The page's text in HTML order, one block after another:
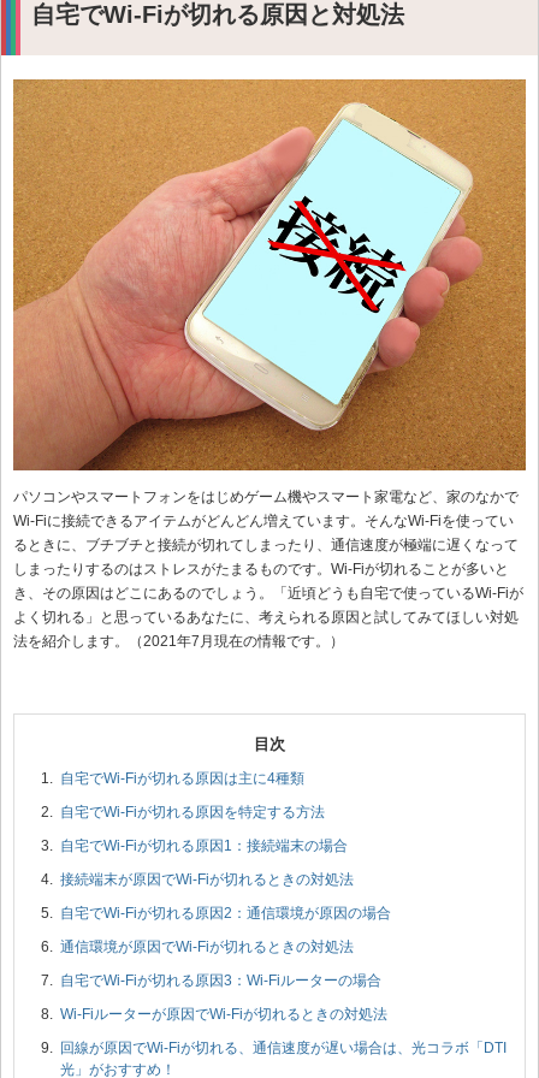
自宅でWi-Fiが切れる原因と対処法
パソコンやスマートフォンをはじめゲーム機やスマート家電など、家のなかで
Wi-Fiに接続できるアイテムがどんどん増えています。そんなWi-Fiを使ってい
るときに、ブチブチと接続が切れてしまったり、通信速度が極端に遅くなって
しまったりするのはストレスがたまるものです。Wi-Fiが切れることが多いと
き、その原因はどこにあるのでしょう。「近頃どうも自宅で使っているWi-Fiが
よく切れる」と思っているあなたに、考えられる原因と試してみてほしい対処
法を紹介します。（2021年7月現在の情報です。）
自宅でWi-Fiが切れる原因は主に4種類
自宅でWi-Fiが切れる原因を特定する方法
自宅でWi-Fiが切れる原因1：接続端末の場合
接続端末が原因でWi-Fiが切れるときの対処法
自宅でWi-Fiが切れる原因2：通信環境が原因の場合
通信環境が原因でWi-Fiが切れるときの対処法
自宅でWi-Fiが切れる原因3：Wi-Fiルーターの場合
Wi-Fiルーターが原因でWi-Fiが切れるときの対処法
回線が原因でWi-Fiが切れる、通信速度が遅い場合は、光コラボ「DTI
光」がおすすめ！